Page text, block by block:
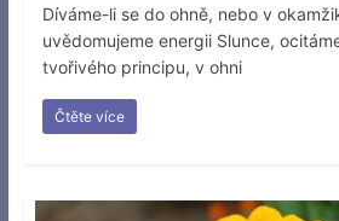
Díváme-li se do ohně, nebo v
uvědomujeme energii Slunce,
tvořivého principu, v ohni
Čtěte více